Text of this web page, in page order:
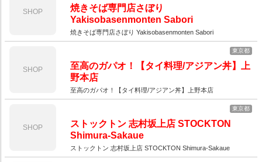
SHOP
焼きそば専門店さぼり
Yakisobasenmonten Sabori
焼きそば専門店さぼり Yakisobasenmonten Sabori
SHOP
東京都
至高のガパオ！【タイ料理/アジアン丼】上
野本店
至高のガパオ！【タイ料理/アジアン丼】上野本店
SHOP
東京都
ストックトン 志村坂上店 STOCKTON
Shimura-Sakaue
ストックトン 志村坂上店 STOCKTON Shimura-Sakaue